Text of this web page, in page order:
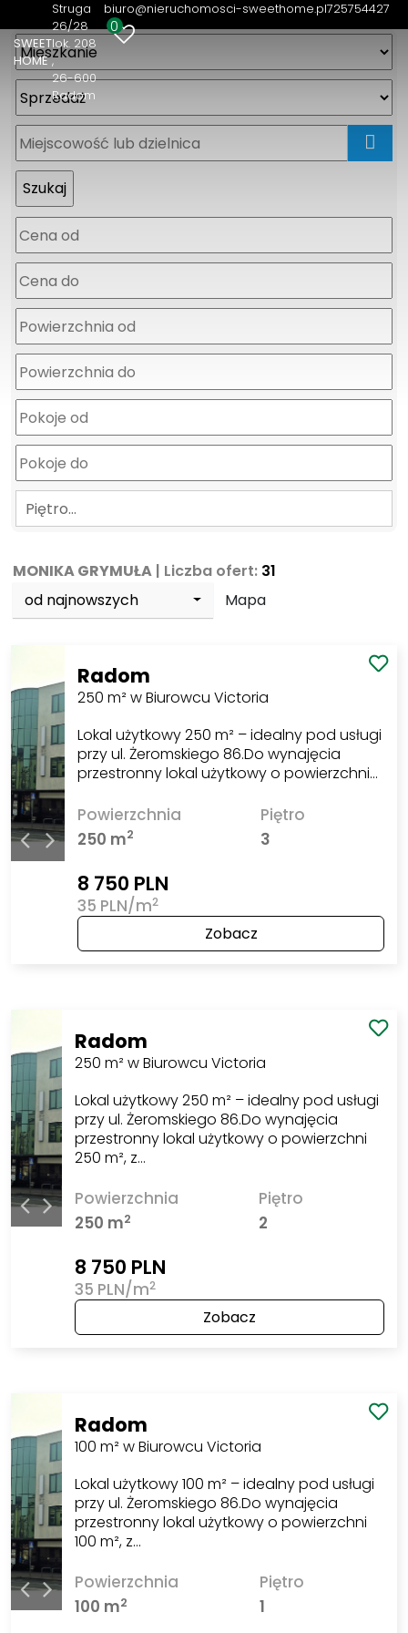
SWEET
HOME
Struga
26/28
lok. 208
26-600
Radom
biuro@nieruchomosci-sweethome.pl725754427
0
Piętro…
MONIKA GRYMUŁA | Liczba ofert: 31
od najnowszych
Mapa
Radom
250 m² w Biurowcu Victoria
Lokal użytkowy 250 m² – idealny pod usługi
przy ul. Żeromskiego 86.Do wynajęcia
przestronny lokal użytkowy o powierzchni…
Powierzchnia
250 m2
Piętro
3
8 750 PLN
35 PLN/m2
Zobacz
Radom
250 m² w Biurowcu Victoria
Lokal użytkowy 250 m² – idealny pod usługi
przy ul. Żeromskiego 86.Do wynajęcia
przestronny lokal użytkowy o powierzchni
250 m², z…
Powierzchnia
250 m2
Piętro
2
8 750 PLN
35 PLN/m2
Zobacz
Radom
100 m² w Biurowcu Victoria
Lokal użytkowy 100 m² – idealny pod usługi
przy ul. Żeromskiego 86.Do wynajęcia
przestronny lokal użytkowy o powierzchni
100 m², z…
Powierzchnia
100 m2
Piętro
1